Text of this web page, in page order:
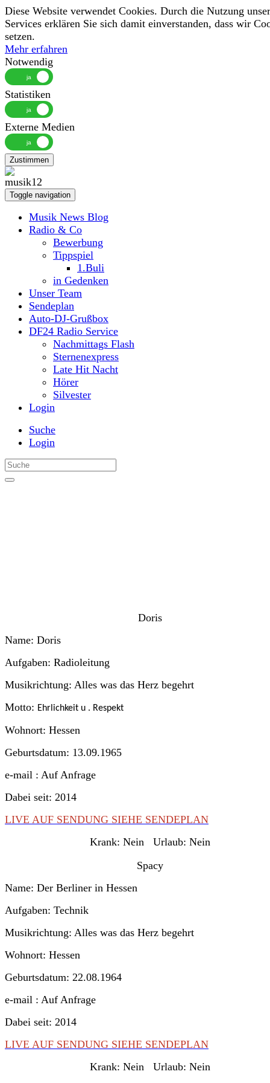
Diese Website verwendet Cookies. Durch die Nutzung
Services erklären Sie sich damit einverstanden, dass wir
setzen.
Mehr erfahren
Notwendig
Statistiken
Externe Medien
Zustimmen
Toggle navigation
Musik News Blog
Radio & Co
Bewerbung
Tippspiel
1.Buli
in Gedenken
Unser Team
Sendeplan
Auto-DJ-Grußbox
DF24 Radio Service
Nachmittags Flash
Sternenexpress
Late Hit Nacht
Hörer
Silvester
Login
Suche
Login
Doris
Name: Doris
Aufgaben: Radioleitung
Musikrichtung: Alles was das Herz begehrt
Motto: Ehrlichkeit u . Respekt
Wohnort: Hessen
Geburtsdatum: 13.09.1965
e-mail : Auf Anfrage
Dabei seit: 2014
LIVE AUF SENDUNG SIEHE SENDEPLAN
Krank: NeinUrlaub: Nein
Spacy
Name: Der Berliner in Hessen
Aufgaben: Technik
Musikrichtung: Alles was das Herz begehrt
Wohnort: Hessen
Geburtsdatum: 22.08.1964
e-mail : Auf Anfrage
Dabei seit: 2014
LIVE AUF SENDUNG SIEHE SENDEPLAN
Krank: NeinUrlaub: Nein